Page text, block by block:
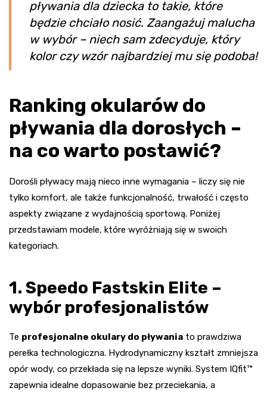
pływania dla dziecka to takie, które
będzie chciało nosić. Zaangażuj malucha
w wybór – niech sam zdecyduje, który
kolor czy wzór najbardziej mu się podoba!
Ranking okularów do
pływania dla dorosłych –
na co warto postawić?
Dorośli pływacy mają nieco inne wymagania – liczy się nie
tylko komfort, ale także funkcjonalność, trwałość i często
aspekty związane z wydajnością sportową. Poniżej
przedstawiam modele, które wyróżniają się w swoich
kategoriach.
1. Speedo Fastskin Elite –
wybór profesjonalistów
Te profesjonalne okulary do pływania to prawdziwa
perełka technologiczna. Hydrodynamiczny kształt zmniejsza
opór wody, co przekłada się na lepsze wyniki. System IQfit™
zapewnia idealne dopasowanie bez przeciekania, a